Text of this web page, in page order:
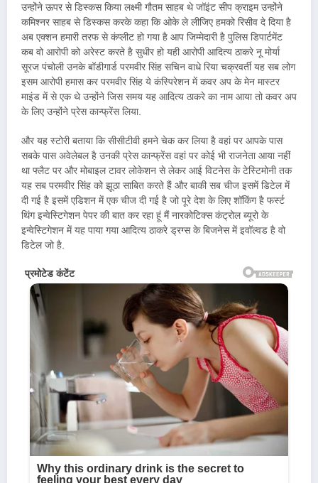
उन्होंने ऊपर से डिस्कस किया लक्ष्मी गौतम साहब थे जॉइंट सीप क्राइम उन्होंने
कमिश्नर साहब से डिस्कस करके कहा कि ओके ले लीजिए हमको रिसीव दे दिया है
अब एक्शन हमारी तरफ से कंप्लीट हो गया है आप जिम्मेदारी है पुलिस डिपार्टमेंट
कब वो आरोपी को अरेस्ट करते है सुधीर हो यही आरोपी आदित्य ठाकरे नू मोर्या
सूरज पंचोली उनके बॉडीगार्ड परमवीर सिंह सचिन वाधे रिया चक्रवर्ती यह सब लोग
इसम आरोपी हमास कर परमवीर सिंह ये कंस्पिरेशन में कवर अप के मेन मास्टर
माइंड में से एक थे उन्होंने जिस समय यह आदित्य ठाकरे का नाम आया तो कवर अप
के लिए उन्होंने प्रेस कान्फ्रेंस लिया.
और यह स्टोरी बताया कि सीसीटीवी हमने चेक कर लिया है वहां पर आपके पास
सबके पास अवेलेबल है उनकी प्रेस कान्फ्रेंस वहां पर कोई भी राजनेता आया नहीं
था फ्लैट पर और मोबाइल टावर लोकेशन से लेकर आई विटनेस के टेस्टिमोनी तक
यह सब परमवीर सिंह को झूठा साबित करते हैं और बाकी सब चीज इसमें डिटेल में
दी गई है इसमें एडिशन में एक चीज दी गई है जो पूरे देश के लिए शॉकिंग है फर्स्ट
थिंग इन्वेस्टिगेशन पेपर की बात कर रहा हूं मैं नारकोटिक्स कंट्रोल ब्यूरो के
इन्वेस्टिगेशन में यह पाया गया आदित्य ठाकरे ड्रग्स के बिजनेस में इवॉल्वड है वो
डिटेल जो है.